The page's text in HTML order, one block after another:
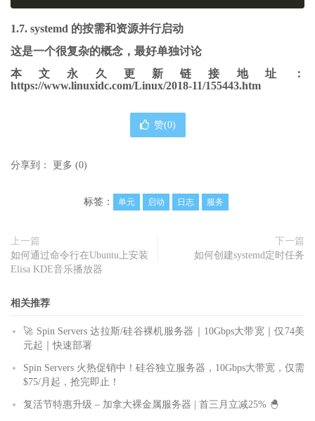
# 以 JSON 格式（单行）输出
# 以 JSON 格式（多行）输出，可读性更好
$ sudo journalctl
# 指定日志文件占据的最大空间
--vacuum-size=1G
# 指定日志文件保存多久
$ sudo journalctl --vacuum 1years
1.7. systemd 的按需和资源并行启动
这是一个很复杂的概念，最好单独讨论
本文永久更新链接地址
：
https://www.linuxidc.com/Linux/2018-11/155443.htm
赞(0)
分享到： 更多 (0)
标签： 单元 启动 日志 服务
上一篇
如何通过命令行在Ubuntu上安装
Elisa KDE音乐播放器
下一篇
如何创建systemd定时任务
相关推荐
🚀 Spin Servers 达拉斯/硅谷裸机服务器｜10Gbps大带宽｜仅74美
元起｜快速部署
Spin Servers 火热促销中！硅谷独立服务器，10Gbps大带宽，仅需
$75/月起，抢完即止！
复活节特惠升级 – 加拿大裸金属服务器 | 首三月立减25% 🐣